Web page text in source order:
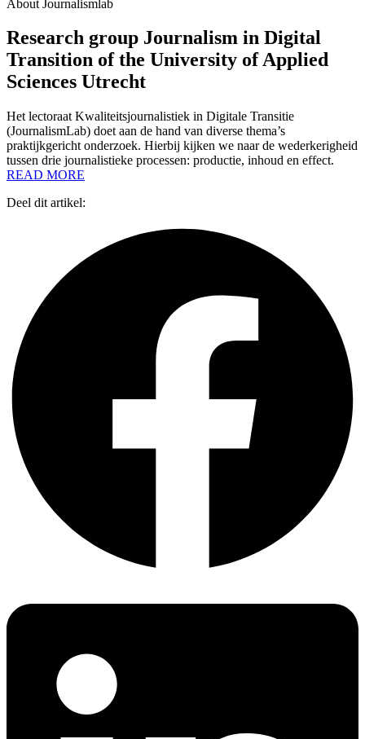
About Journalismlab
Research group Journalism in Digital
Transition of the University of Applied
Sciences Utrecht
Het lectoraat Kwaliteitsjournalistiek in Digitale Transitie
(JournalismLab) doet aan de hand van diverse thema’s
praktijkgericht onderzoek. Hierbij kijken we naar de wederkerigheid
tussen drie journalistieke processen: productie, inhoud en effect.
READ MORE
Deel dit artikel: